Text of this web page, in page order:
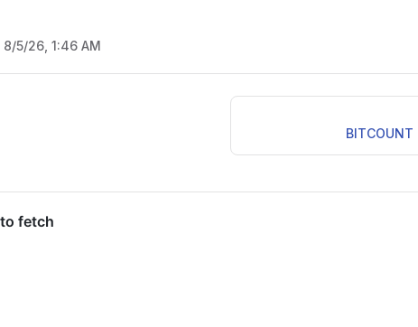
8/5/26, 1:46 AM